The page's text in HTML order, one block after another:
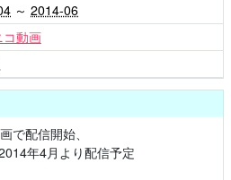
～ 2014-06
コ動画
で配信開始、
年4月より配信予定